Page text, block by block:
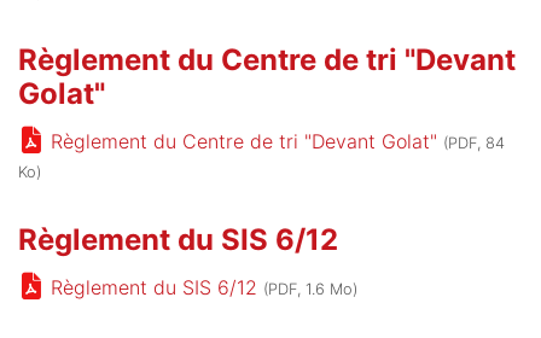
Règlement du Centre de tri "Devant
Golat"
Règlement du Centre de tri "Devant Golat" (PDF, 84
Ko)
Règlement du SIS 6/12
Règlement du SIS 6/12 (PDF, 1.6 Mo)